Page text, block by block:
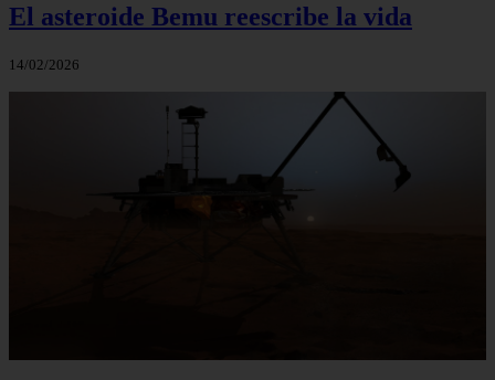
El asteroide Bemu reescribe la vida
14/02/2026